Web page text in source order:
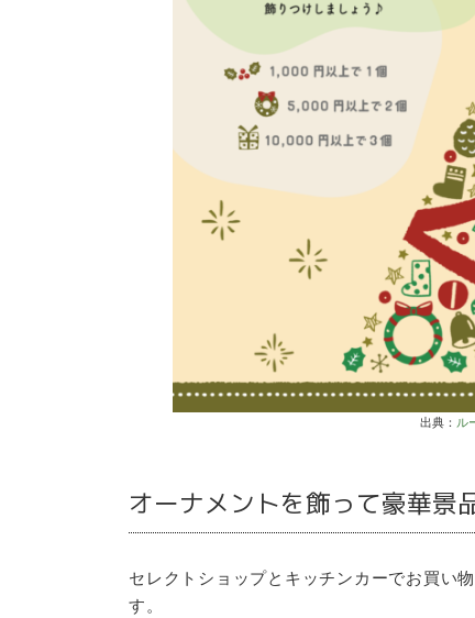
出典： ル
オーナメントを飾って豪華景
セレクトショップとキッチンカーでお買い
す。